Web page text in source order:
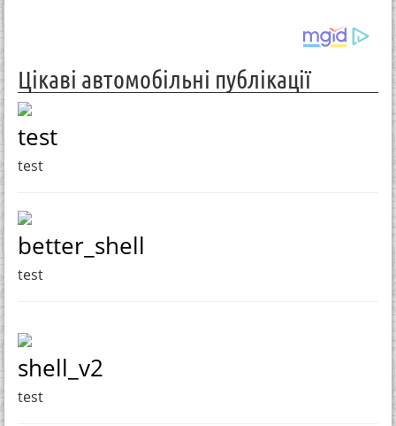
Цікаві автомобільні публікації
test
test
better_shell
test
shell_v2
test